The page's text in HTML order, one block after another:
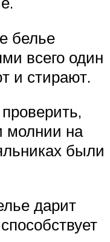
белье
всего один
и стирают.
молнии на
были
дарит